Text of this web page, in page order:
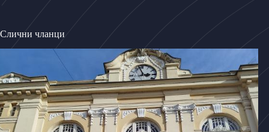
Слични чланци